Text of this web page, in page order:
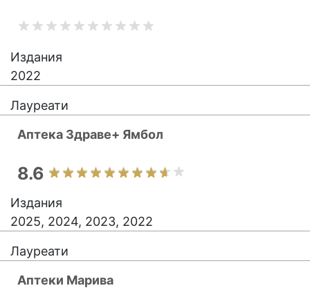
Издания
2022
Лауреати
Аптека Здраве+ Ямбол
8.6
Издания
2025, 2024, 2023, 2022
Лауреати
Аптеки Марива